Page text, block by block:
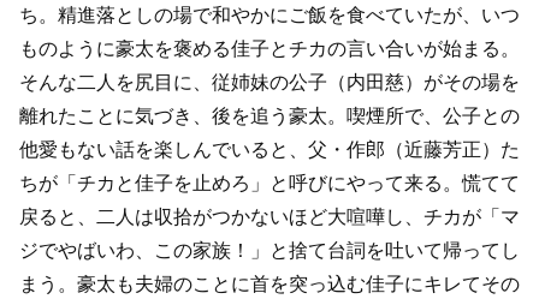
ち。精進落としの場で和やかにご飯を食べていたが、いつ
ものように豪太を褒める佳子とチカの言い合いが始まる。
そんな二人を尻目に、従姉妹の公子（内田慈）がその場を
離れたことに気づき、後を追う豪太。喫煙所で、公子との
他愛もない話を楽しんでいると、父・作郎（近藤芳正）た
ちが「チカと佳子を止めろ」と呼びにやって来る。慌てて
戻ると、二人は収拾がつかないほど大喧嘩し、チカが「マ
ジでやばいわ、この家族！」と捨て台詞を吐いて帰ってし
まう。豪太も夫婦のことに首を突っ込む佳子にキレてその